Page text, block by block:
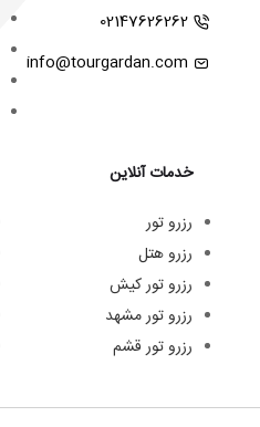
02147626262
info@tourgardan.com
خدمات آنلاین
رزرو تور
رزرو هتل
رزرو تور کیش
رزرو تور مشهد
رزرو تور قشم